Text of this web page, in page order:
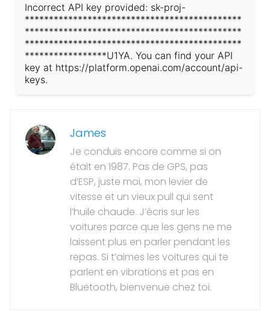
Incorrect API key provided: sk-proj-
*********************************************
*********************************************
*********************************************
*****************U1YA. You can find your API
key at https://platform.openai.com/account/api-
keys.
James
Je conduis encore comme si on
était en 1987. Pas de GPS, pas
d’ESP, juste moi, mon levier de
vitesse et un vieux pull qui sent
l’huile chaude. J’écris sur les
voitures parce que les gens ne me
laissent plus en parler pendant les
repas. Si t’aimes les voitures qui te
parlent en vibrations et pas en
Bluetooth, bienvenue chez toi.